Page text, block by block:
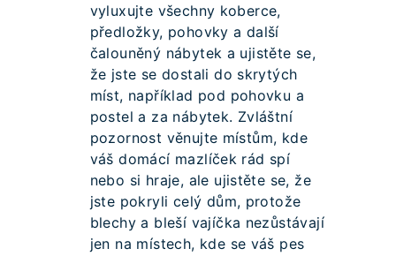
vyluxujte všechny koberce,
předložky, pohovky a další
čalouněný nábytek a ujistěte se,
že jste se dostali do skrytých
míst, například pod pohovku a
postel a za nábytek. Zvláštní
pozornost věnujte místům, kde
váš domácí mazlíček rád spí
nebo si hraje, ale ujistěte se, že
jste pokryli celý dům, protože
blechy a bleší vajíčka nezůstávají
jen na místech, kde se váš pes